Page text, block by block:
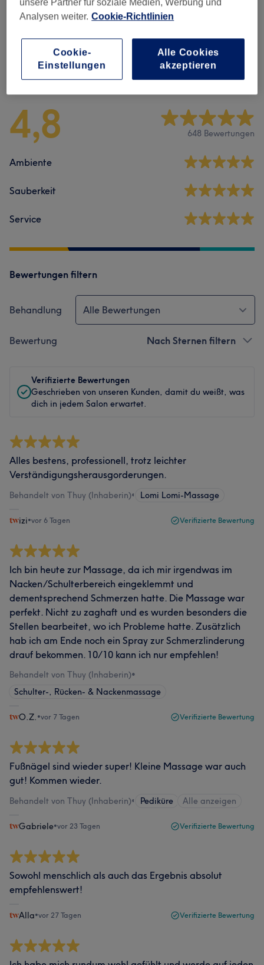
Massagen 18)
Salonbewertungen
4,8 648 Bewertungen
Ambiente
Sauberkeit
Service
Bewertungen filtern
Behandlung Alle Bewertungen
Bewertung Nach Sternen filtern
Verifizierte Bewertungen
Geschrieben von unseren Kunden, damit du weißt, was
dich in jedem Salon erwartet.
Alles bestens, professionell, trotz leichter
Verständigungsherausgorderungen.
Behandelt von Thuy (Inhaberin)• Lomi Lomi-Massage
izi•vor 6 Tagen Verifizierte Bewertung
Ich bin heute zur Massage, da ich mir irgendwas im
Nacken/Schulterbereich eingeklemmt und
dementsprechend Schmerzen hatte. Die Massage war
perfekt. Nicht zu zaghaft und es wurden besonders die
Stellen bearbeitet, wo ich Probleme hatte. Zusätzlich
hab ich am Ende noch ein Spray zur Schmerzlinderung
drauf bekommen. 10/10 kann ich nur empfehlen!
Behandelt von Thuy (Inhaberin)•
Schulter-, Rücken- & Nackenmassage
O.Z. •vor 7 Tagen Verifizierte Bewertung
Fußnägel sind wieder super! Kleine Massage war auch
gut! Kommen wieder.
Behandelt von Thuy (Inhaberin)• Pediküre Alle anzeigen
Gabriele•vor 23 Tagen Verifizierte Bewertung
Sowohl menschlich als auch das Ergebnis absolut
empfehlenswert!
Alla•vor 27 Tagen Verifizierte Bewertung
unsere Partner für soziale Medien, Werbung und
Analysen weiter. Cookie-Richtlinien
Cookie-
Einstellungen
Alle Cookies
akzeptieren